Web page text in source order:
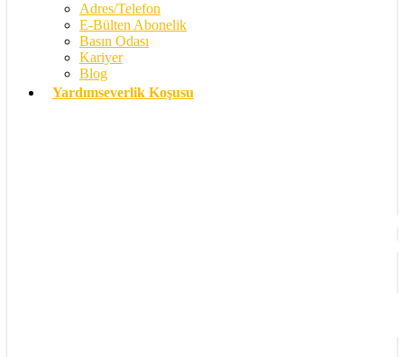
Adres/Telefon
E-Bülten Abonelik
Basın Odası
Kariyer
Blog
Yardımseverlik Koşusu